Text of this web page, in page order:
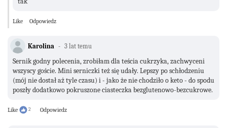
Like Odpowiedz
Karolina 3 lat temu
Sernik godny polecenia, zrobiłam dla teścia cukrzyka, zachwyceni
wszyscy goście. Mini serniczki też się udały. Lepszy po schłodzeniu
(mój nie dostał aż tyle czasu) i - jako że nie chodziło o keto - do spodu
poszły dodatkowo pokruszone ciasteczka bezglutenowo-bezcukrowe.
Like 2 Odpowiedz